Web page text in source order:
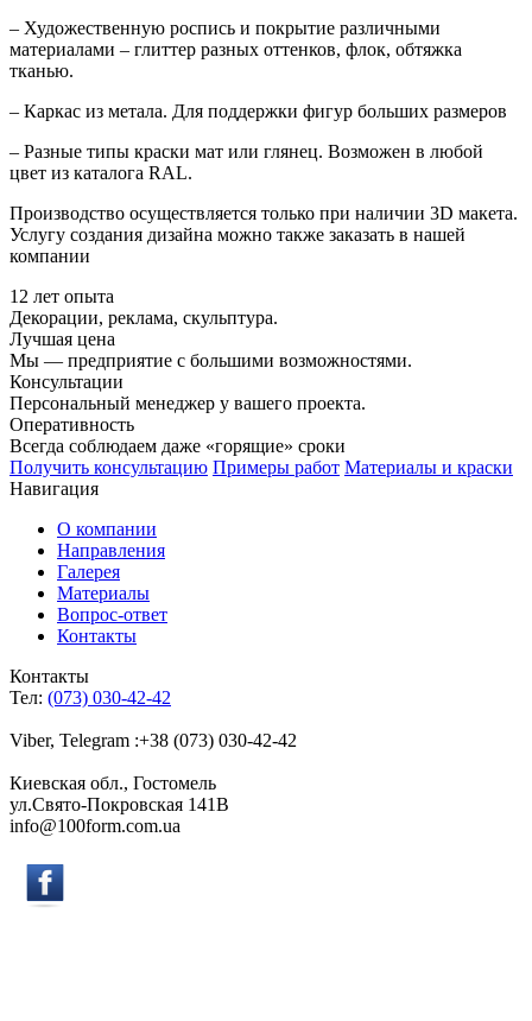
– Художественную роспись и покрытие различными
материалами – глиттер разных оттенков, флок, обтяжка
тканью.
– Каркас из метала. Для поддержки фигур больших размеров
– Разные типы краски мат или глянец. Возможен в любой
цвет из каталога RAL.
Производство осуществляется только при наличии 3D макета.
Услугу создания дизайна можно также заказать в нашей
компании
12 лет опыта
Декорации, реклама, скульптура.
Лучшая цена
Мы — предприятие с большими возможностями.
Консультации
Персональный менеджер у вашего проекта.
Оперативность
Всегда соблюдаем даже «горящие» сроки
Получить консультацию Примеры работ Материалы и краски
Навигация
О компании
Направления
Галерея
Материалы
Вопрос-ответ
Контакты
Контакты
Тел: (073) 030-42-42
Viber, Telegram :+38 (073) 030-42-42
Киевская обл., Гостомель
ул.Свято-Покровская 141B
info@100form.com.ua